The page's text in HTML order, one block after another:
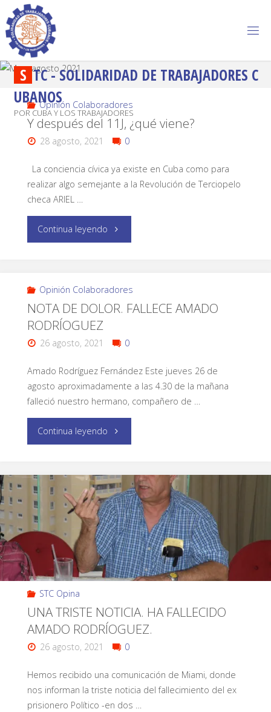
S TC - SOLIDARIDAD DE TRABAJADORES C
UBANOS
POR CUBA Y LOS TRABAJADORES
Opinión Colaboradores
Y después del 11J, ¿qué viene?
28 agosto, 2021 0
La conciencia cívica ya existe en Cuba como para
realizar algo semejante a la Revolución de Terciopelo
checa ARIEL …
Continua leyendo
Opinión Colaboradores
NOTA DE DOLOR. FALLECE AMADO
RODRÍOGUEZ
26 agosto, 2021 0
Amado Rodríguez Fernández Este jueves 26 de
agosto aproximadamente a las 4.30 de la mañana
falleció nuestro hermano, compañero de …
Continua leyendo
STC Opina
UNA TRISTE NOTICIA. HA FALLECIDO
AMADO RODRÍOGUEZ.
26 agosto, 2021 0
Hemos recibido una comunicación de Miami, donde
nos informan la triste noticia del fallecimiento del ex
prisionero Político -en dos …